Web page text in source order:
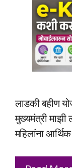
लाडकी बहीण
मुख्यमंत्री माझी
महिलांना